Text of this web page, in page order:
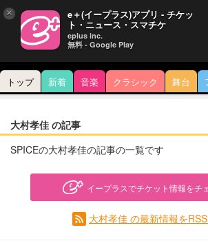
トップ 新着 音楽 クラシック 舞台
大村孝佳 の記事
SPICEの大村孝佳の記事の一覧です
イープラスでチケット情報をチ
大村孝佳 の最新情報を
× e＋(イープラス)アプリ - チケッ
ト・ニュース・スマチケ
eplus inc.
無料 - Google Play